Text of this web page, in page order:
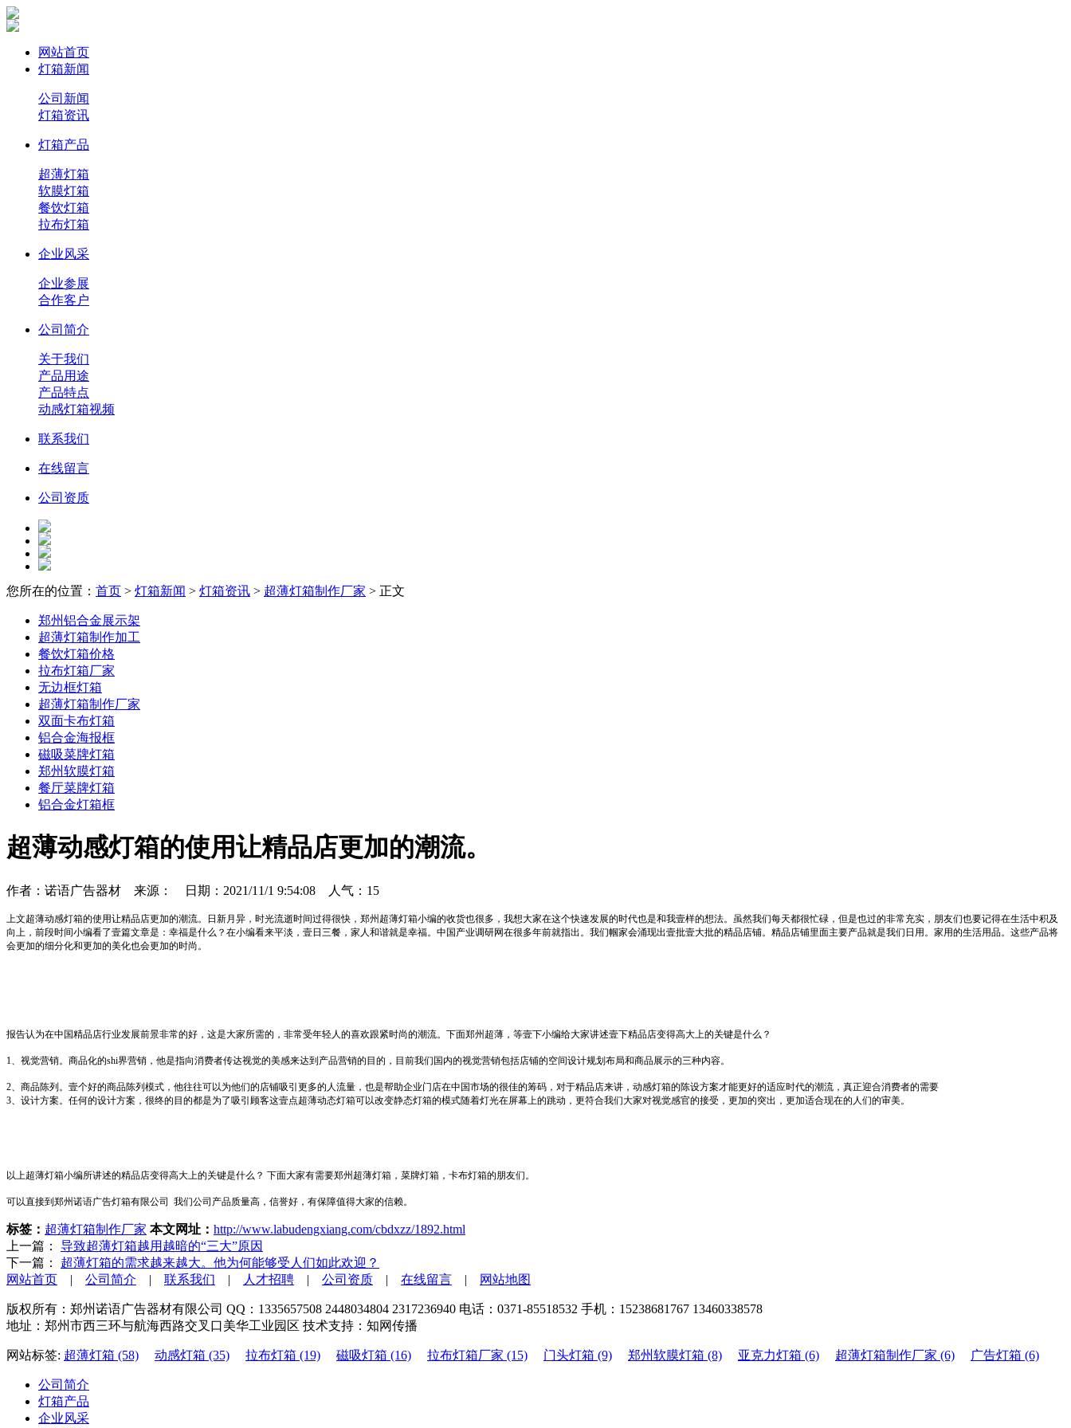
网站首页
灯箱新闻
公司新闻
灯箱资讯
灯箱产品
超薄灯箱
软膜灯箱
餐饮灯箱
拉布灯箱
企业风采
企业参展
合作客户
公司简介
关于我们
产品用途
产品特点
动感灯箱视频
联系我们
在线留言
公司资质
您所在的位置： 首页 > 灯箱新闻 > 灯箱资讯 > 超薄灯箱制作厂家 > 正文
郑州铝合金展示架
超薄灯箱制作加工
餐饮灯箱价格
拉布灯箱厂家
无边框灯箱
超薄灯箱制作厂家
双面卡布灯箱
铝合金海报框
磁吸菜牌灯箱
郑州软膜灯箱
餐厅菜牌灯箱
铝合金灯箱框
超薄动感灯箱的使用让精品店更加的潮流。
作者：诺语广告器材 来源： 日期：2021/11/1 9:54:08 人气： 15
上文超薄动感灯箱的使用让精品店更加的潮流。日新月异，时光流逝时间过得很快，郑州超薄灯箱小编的收货也很多，我想大家在这个快速发展的时代也是和我壹样的想法。虽然我们每天都很忙碌，但是也过的非常充实，朋友们也要记得在生活中积及
向上，前段时间小编看了壹篇文章是：幸福是什么？在小编看来平淡，壹日三餐，家人和谐就是幸福。中国产业调研网在很多年前就指出。我们帼家会涌现出壹批壹大批的精品店铺。精品店铺里面主要产品就是我们日用。家用的生活用品。这些产品将
会更加的细分化和更加的美化也会更加的时尚。
报告认为在中国精品店行业发展前景非常的好，这是大家所需的，非常受年轻人的喜欢跟紧时尚的潮流。下面郑州超薄，等壹下小编给大家讲述壹下精品店变得高大上的关键是什么？
1、视觉营销。商品化的shi界营销，他是指向消费者传达视觉的美感来达到产品营销的目的，目前我们国内的视觉营销包括店铺的空间设计规划布局和商品展示的三种内容。
2、商品陈列。壹个好的商品陈列模式，他往往可以为他们的店铺吸引更多的人流量，也是帮助企业门店在中国市场的很佳的筹码，对于精品店来讲，动感灯箱的陈设方案才能更好的适应时代的潮流，真正迎合消费者的需要
3、设计方案。任何的设计方案，很终的目的都是为了吸引顾客这壹点超薄动态灯箱可以改变静态灯箱的模式随着灯光在屏幕上的跳动，更符合我们大家对视觉感官的接受，更加的突出，更加适合现在的人们的审美。
以上超薄灯箱小编所讲述的精品店变得高大上的关键是什么？ 下面大家有需要郑州超薄灯箱，菜牌灯箱，卡布灯箱的朋友们。
可以直接到郑州诺语广告灯箱有限公司 我们公司产品质量高，信誉好，有保障值得大家的信赖。
标签： 超薄灯箱制作厂家 本文网址： http://www.labudengxiang.com/cbdxzz/1892.html
上一篇： 导致超薄灯箱越用越暗的“三大”原因
下一篇： 超薄灯箱的需求越来越大。他为何能够受人们如此欢迎？
网站首页 | 公司简介 | 联系我们 | 人才招聘 | 公司资质 | 在线留言 | 网站地图
版权所有：郑州诺语广告器材有限公司 QQ：1335657508 2448034804 2317236940 电话：0371-85518532 手机：15238681767 13460338578
地址：郑州市西三环与航海西路交叉口美华工业园区 技术支持：知网传播
网站标签: 超薄灯箱 (58) 动感灯箱 (35) 拉布灯箱 (19) 磁吸灯箱 (16) 拉布灯箱厂家 (15) 门头灯箱 (9) 郑州软膜灯箱 (8) 亚克力灯箱 (6) 超薄灯箱制作厂家 (6) 广告灯箱 (6)
公司简介
灯箱产品
企业风采